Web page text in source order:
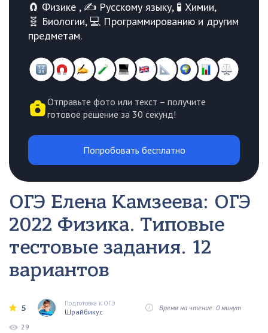
🧲 Физике , ✍️ Русскому языку, 🧪 Химии,
🧬 Биологии, 💻 Программированию и другим
предметам.
Отправьте фото или текст – получите
готовое решение за 30 секунд!
Попробовать бесплатно
ОГЭ Елена Камзеева: ОГЭ
2022 Физика. Типовые
тестовые задания. 12
вариантов
5 Подготовка к ОГЭ
Шрайбикус Время на чтение: 0 минут
29